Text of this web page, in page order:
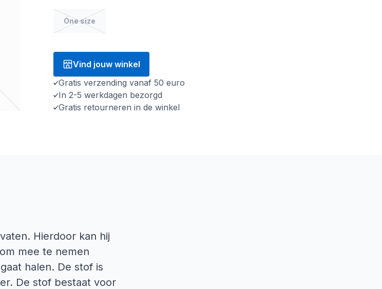
One size
Vind jouw winkel
Gratis verzending vanaf 50 euro
In 2-5 werkdagen bezorgd
Gratis retourneren in de winkel
Hierdoor kan hij
mee te nemen
halen. De stof is
De stof bestaat voor